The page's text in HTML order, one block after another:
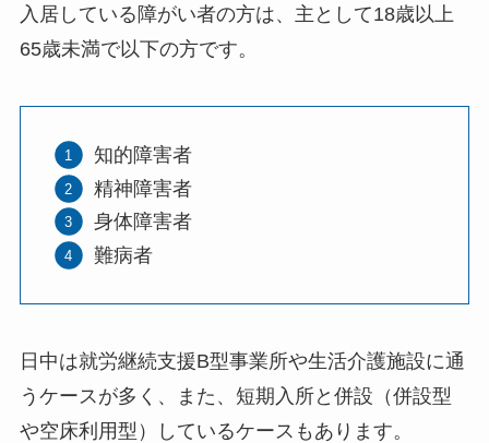
入居している障がい者の方は、主として18歳以上
65歳未満で以下の方です。
知的障害者
精神障害者
身体障害者
難病者
日中は就労継続支援B型事業所や生活介護施設に通
うケースが多く、また、短期入所と併設（併設型
や空床利用型）しているケースもあります。